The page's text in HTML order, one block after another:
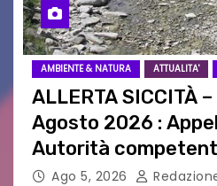
AMBIENTE & NATURA ATTUALITA'
ALLERTA SICCITÀ
Agosto 2026 :
Autorità
Ago 5, 2026